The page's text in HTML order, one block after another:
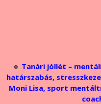
🔹 Tanári jóllét –
határszabás,
Moni Lisa, sport